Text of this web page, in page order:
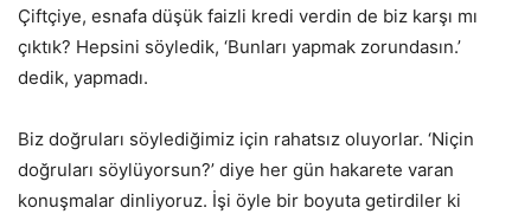
Çiftçiye, esnafa düşük faizli kredi verdin de biz karşı mı
çıktık? Hepsini söyledik, ‘Bunları yapmak zorundasın.’
dedik, yapmadı.
Biz doğruları söylediğimiz için rahatsız oluyorlar. ‘Niçin
doğruları söylüyorsun?’ diye her gün hakarete varan
konuşmalar dinliyoruz. İşi öyle bir boyuta getirdiler ki